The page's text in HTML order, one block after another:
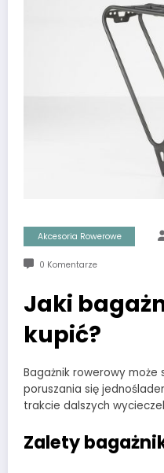
Akcesoria Rowerowe
0 Komentarze
Jaki
kupić?
Bagażnik rowerowy może
poruszania się
trakcie dalszych
Zalety